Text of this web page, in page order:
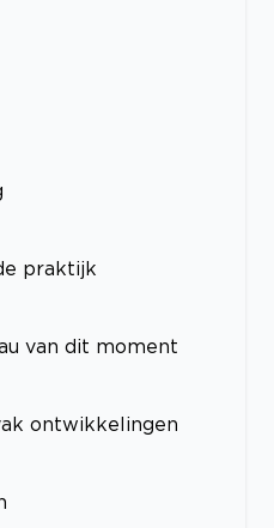
praktijk
van dit moment
ontwikkelingen